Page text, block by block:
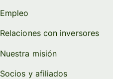
Empleo
Relaciones con inversores
Nuestra misión
Socios y afiliados